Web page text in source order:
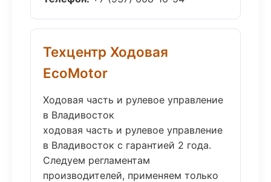
Техцентр Ходовая
EcoMotor
Ходовая часть и рулевое управление
в Владивосток
ходовая часть и рулевое управление
в Владивосток с гарантией 2 года.
Следуем регламентам
производителей, применяем только